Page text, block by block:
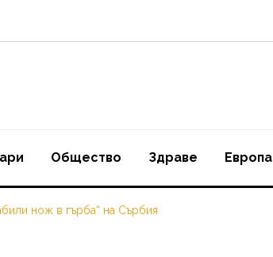
Oбщество Здраве Европа
нож в гърба“ на Сърбия